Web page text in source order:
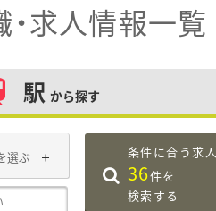
求人情報一覧
駅 から探す
選ぶ 条件に合う求人
36件を
検索する